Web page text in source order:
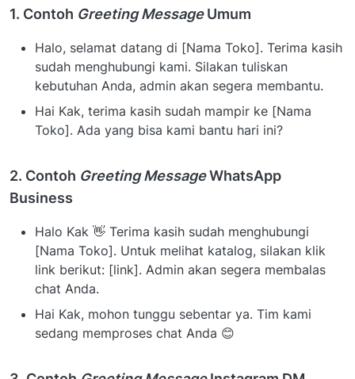
1. Contoh Greeting MessageUmum
Halo, selamat datang di [Nama Toko]. Terima kasih
sudah menghubungi kami. Silakan tuliskan
kebutuhan Anda, admin akan segera membantu.
Hai Kak, terima kasih sudah mampir ke [Nama
Toko]. Ada yang bisa kami bantu hari ini?
2. Contoh Greeting MessageWhatsApp
Business
Halo Kak 👋 Terima kasih sudah menghubungi
[Nama Toko]. Untuk melihat katalog, silakan klik
link berikut: [link]. Admin akan segera membalas
chat Anda.
Hai Kak, mohon tunggu sebentar ya. Tim kami
sedang memproses chat Anda 😊